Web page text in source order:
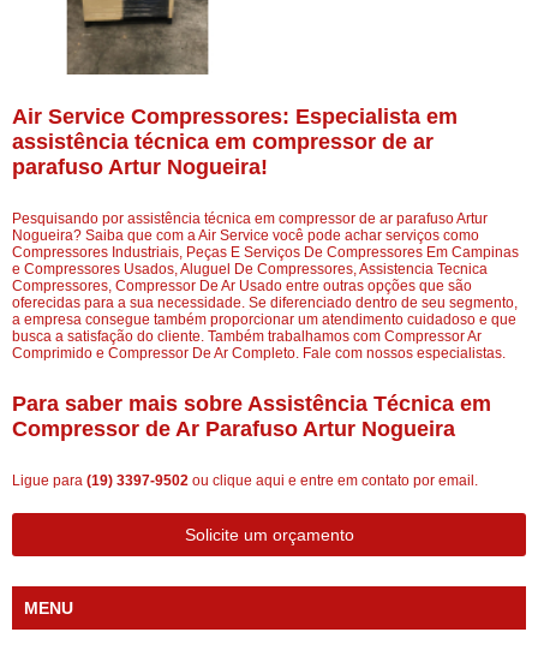
Air Service Compressores: Especialista em
assistência técnica em compressor de ar
parafuso Artur Nogueira!
Pesquisando por assistência técnica em compressor de ar parafuso Artur
Nogueira? Saiba que com a Air Service você pode achar serviços como
Compressores Industriais, Peças E Serviços De Compressores Em Campinas
e Compressores Usados, Aluguel De Compressores, Assistencia Tecnica
Compressores, Compressor De Ar Usado entre outras opções que são
oferecidas para a sua necessidade. Se diferenciado dentro de seu segmento,
a empresa consegue também proporcionar um atendimento cuidadoso e que
busca a satisfação do cliente. Também trabalhamos com Compressor Ar
Comprimido e Compressor De Ar Completo. Fale com nossos especialistas.
Para saber mais sobre Assistência Técnica em
Compressor de Ar Parafuso Artur Nogueira
Ligue para (19) 3397-9502 ou clique aqui e entre em contato por email.
Solicite um orçamento
MENU